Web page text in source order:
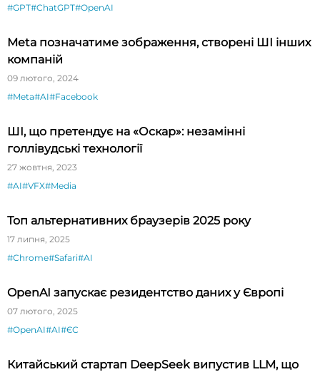
#GPT#ChatGPT#OpenAI
Meta позначатиме зображення, створені ШІ інших
компаній
09 лютого, 2024
#Meta#AI#Facebook
ШІ, що претендує на «Оскар»: незамінні
голлівудські технології
27 жовтня, 2023
#AI#VFX#Media
Топ альтернативних браузерів 2025 року
17 липня, 2025
#Chrome#Safari#AI
OpenAI запускає резидентство даних у Європі
07 лютого, 2025
#OpenAI#AI#ЄС
Китайський стартап DeepSeek випустив LLM, що